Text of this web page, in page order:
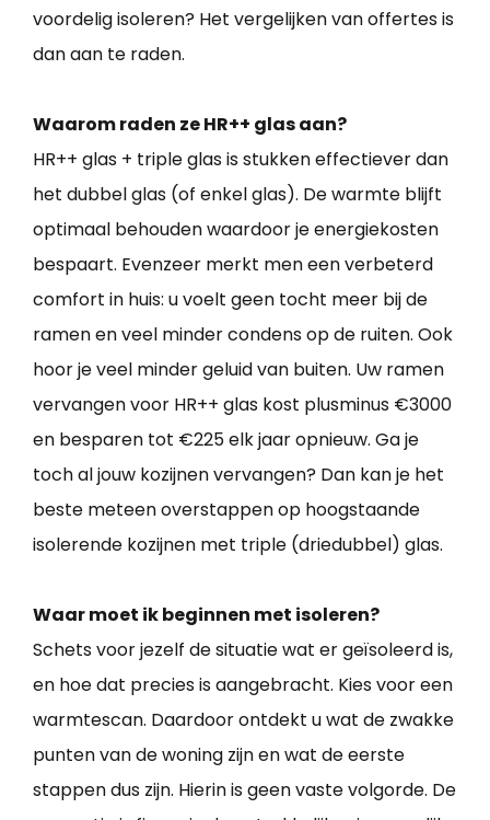
voordelig isoleren? Het vergelijken van offertes is
dan aan te raden.
Waarom raden ze HR++ glas aan?
HR++ glas + triple glas is stukken effectiever dan
het dubbel glas (of enkel glas). De warmte blijft
optimaal behouden waardoor je energiekosten
bespaart. Evenzeer merkt men een verbeterd
comfort in huis: u voelt geen tocht meer bij de
ramen en veel minder condens op de ruiten. Ook
hoor je veel minder geluid van buiten. Uw ramen
vervangen voor HR++ glas kost plusminus €3000
en besparen tot €225 elk jaar opnieuw. Ga je
toch al jouw kozijnen vervangen? Dan kan je het
beste meteen overstappen op hoogstaande
isolerende kozijnen met triple (driedubbel) glas.
Waar moet ik beginnen met isoleren?
Schets voor jezelf de situatie wat er geïsoleerd is,
en hoe dat precies is aangebracht. Kies voor een
warmtescan. Daardoor ontdekt u wat de zwakke
punten van de woning zijn en wat de eerste
stappen dus zijn. Hierin is geen vaste volgorde. De